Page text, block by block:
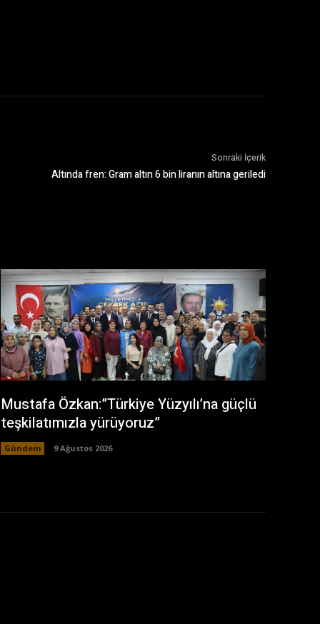
Sonraki İçerik
Altında fren: Gram altın 6 bin liranın altına geriledi
Mustafa Özkan:”Türkiye Yüzyılı’na güçlü
teşkilatımızla yürüyoruz”
Gündem 9 Ağustos 2026